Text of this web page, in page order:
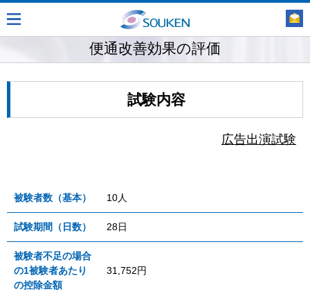
便通改善効果の評価
試験内容
広告出演試験
被験者数（基本） 10人
試験期間（日数） 28日
被験者不足の場合
の1被験者あたり
の控除金額
31,752円